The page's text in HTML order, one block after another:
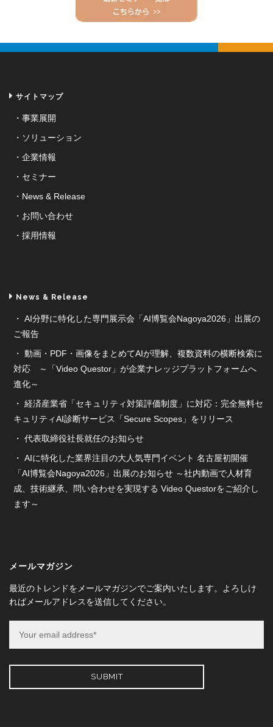
サイトマップ
事業展開
ソリューション
企業情報
セミナー
News & Release
お問い合わせ
採用情報
News & Release
AI分野に特化した専門展示会「AI博覧会Nagoya2026」出展の
ご報告
動画・PDF・画像をまとめてAIが理解、複数資料の横断検索に
対応 ～「Video Questor」が企業ナレッジプラットフォームへ
進化～
経済産業省「セキュリティ対策評価制度」に対応：完全無料セ
キュリティAI診断サービス「Secure Scopes」をリリース
代表取締役社長就任のお知らせ
AIに特化した業界注目の大人気専門イベント 名古屋初開催
「AI博覧会Nagoya2026」出展のお知らせ ～社内動画で人材育
成、技術継承、問い合わせを実現する Video Questorをご紹介し
ます～
メールマガジン
最近のトレンドをメールマガジンでご案内いたします。よろしけ
ればメールアドレスを送信してください。